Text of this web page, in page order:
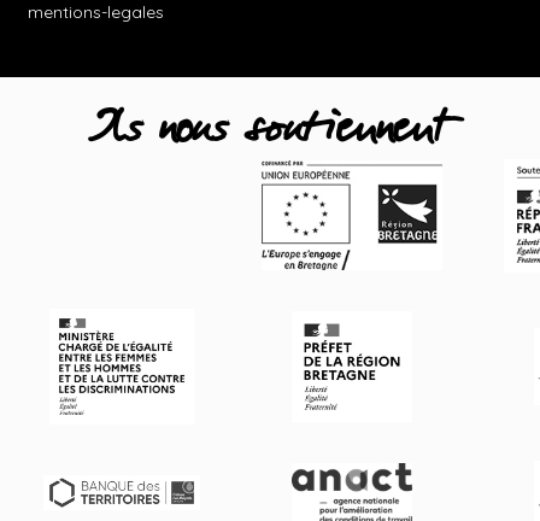
mentions-legales
Ils nous soutiennent